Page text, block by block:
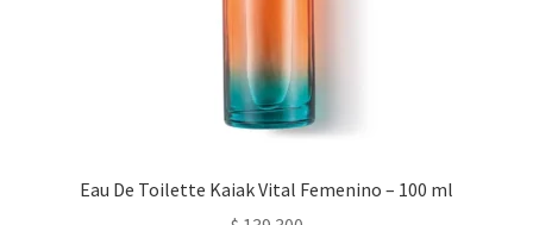
Eau De Toilette Kaiak Vital Femenino – 100 ml